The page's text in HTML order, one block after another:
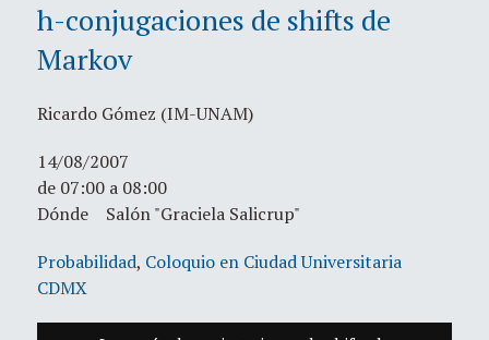
h-conjugaciones de shifts de
Markov
Ricardo Gómez (IM-UNAM)
14/08/2007
de 07:00 a 08:00
Dónde Salón "Graciela Salicrup"
Probabilidad, Coloquio en Ciudad Universitaria
CDMX